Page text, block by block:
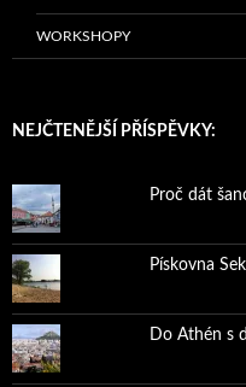
WORKSHOPY
NEJČTENĚJŠÍ PŘÍSPĚVKY:
Proč dát
Pískovna
Do Athén s